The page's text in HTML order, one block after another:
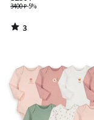
3400 ₽-5%
3
/